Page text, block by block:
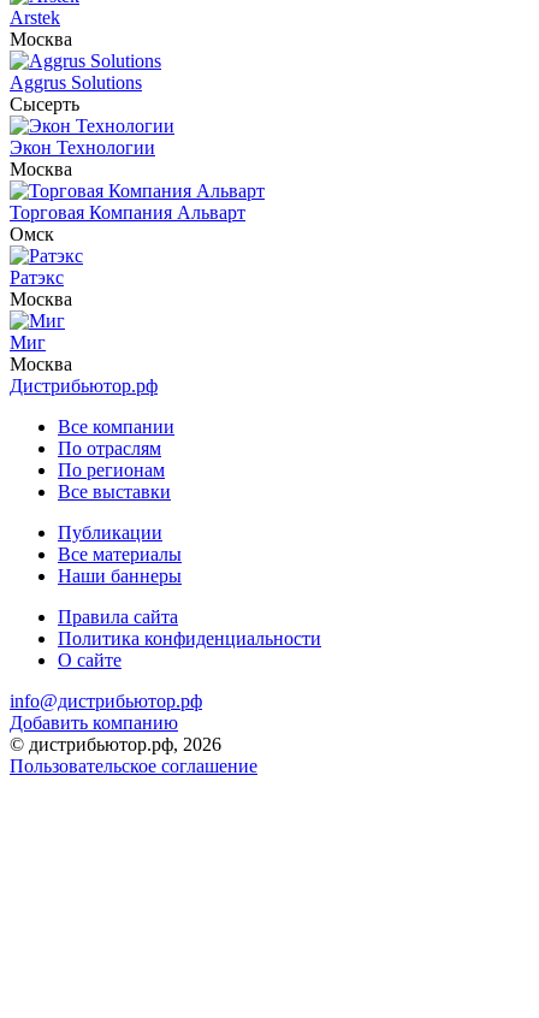
Arstek
Москва
Aggrus Solutions
Сысерть
Экон Технологии
Москва
Торговая Компания Альварт
Омск
Ратэкс
Москва
Миг
Москва
Дистрибьютор.рф
Все компании
По отраслям
По регионам
Все выставки
Публикации
Все материалы
Наши баннеры
Правила сайта
Политика конфиденциальности
О сайте
info@дистрибьютор.рф
Добавить компанию
© дистрибьютор.рф, 2026
Пользовательское соглашение